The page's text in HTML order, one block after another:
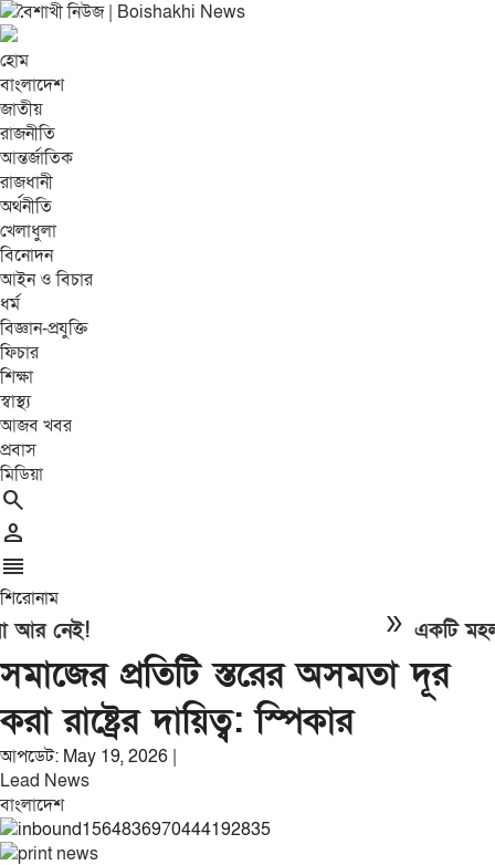
হোম
বাংলাদেশ
জাতীয়
রাজনীতি
আন্তর্জাতিক
রাজধানী
অর্থনীতি
খেলাধুলা
বিনোদন
আইন ও বিচার
ধর্ম
বিজ্ঞান-প্রযুক্তি
ফিচার
শিক্ষা
স্বাস্থ্য
আজব খবর
প্রবাস
মিডিয়া
search
person
reorder
শিরোনাম
নেই! একটি মহল
সমাজের প্রতিটি স্তরের অসমতা দূর
করা রাষ্ট্রের দায়িত্ব: স্পিকার
আপডেট: May 19, 2026 |
Lead News
বাংলাদেশ